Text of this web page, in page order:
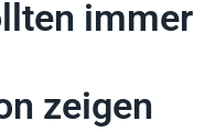
immer
zeigen